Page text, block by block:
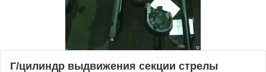
Г/цилиндр выдвижения секции стрелы